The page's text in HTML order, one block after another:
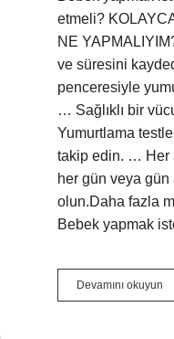
etmeli?
NE
ve süresini
penceresiyle
… Sağlıklı bir
Yumurtlama
takip edin. … Her
her gün veya gün
olun.Daha fazla
Bebek yapmak
Devamını okuyun